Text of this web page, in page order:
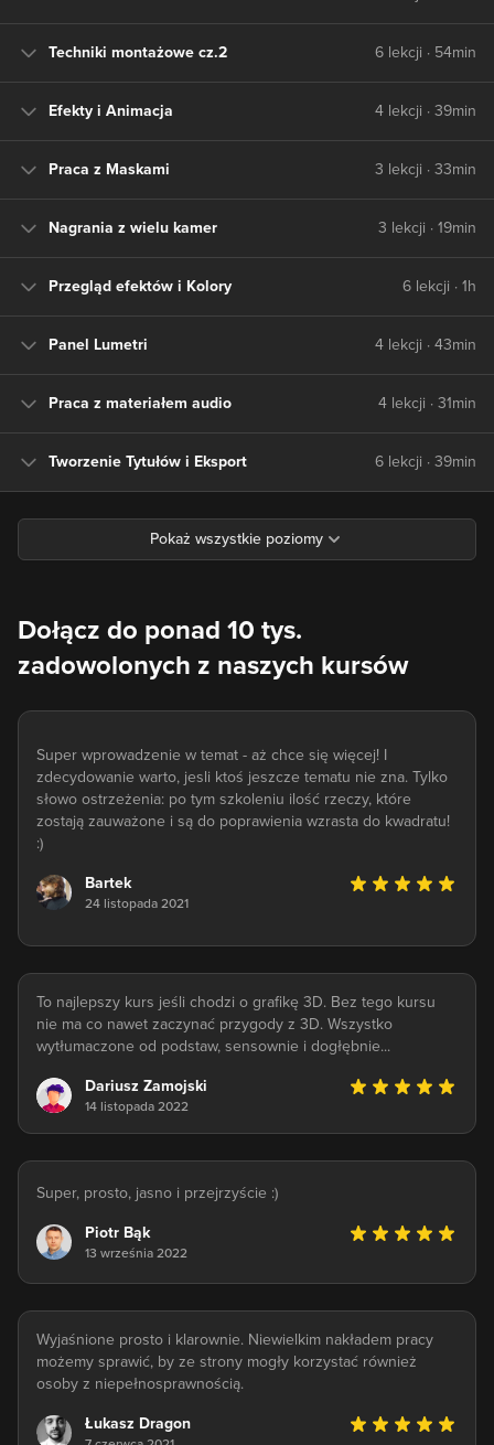
Techniki montażowe cz.2 6 lekcji · 54min
Efekty i Animacja 4 lekcji · 39min
Praca z Maskami 3 lekcji · 33min
Nagrania z wielu kamer 3 lekcji · 19min
Przegląd efektów i Kolory 6 lekcji · 1h
Panel Lumetri 4 lekcji · 43min
Praca z materiałem audio 4 lekcji · 31min
Tworzenie Tytułów i Eksport 6 lekcji · 39min
Dołącz do ponad 10 tys.
zadowolonych z naszych kursów
Super wprowadzenie w temat - aż chce się więcej! I
zdecydowanie warto, jesli ktoś jeszcze tematu nie zna. Tylko
słowo ostrzeżenia: po tym szkoleniu ilość rzeczy, które
zostają zauważone i są do poprawienia wzrasta do kwadratu!
:)
Bartek
24 listopada 2021
To najlepszy kurs jeśli chodzi o grafikę 3D. Bez tego kursu
nie ma co nawet zaczynać przygody z 3D. Wszystko
wytłumaczone od podstaw, sensownie i dogłębnie...
Dariusz Zamojski
14 listopada 2022
Super, prosto, jasno i przejrzyście :)
Piotr Bąk
13 września 2022
Wyjaśnione prosto i klarownie. Niewielkim nakładem pracy
możemy sprawić, by ze strony mogły korzystać również
osoby z niepełnosprawnością.
Łukasz Dragon